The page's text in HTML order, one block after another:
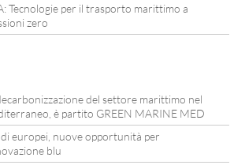
Tecnologie per il trasporto marittimo a
zero
del settore marittimo nel
è partito GREEN MARINE MED
europei, nuove opportunità per
blu